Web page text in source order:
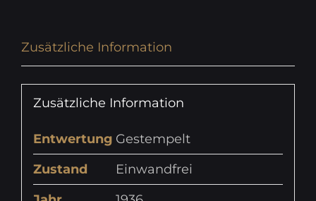
Zusätzliche Information
Zusätzliche Information
Entwertung Gestempelt
Zustand
Einwandfrei